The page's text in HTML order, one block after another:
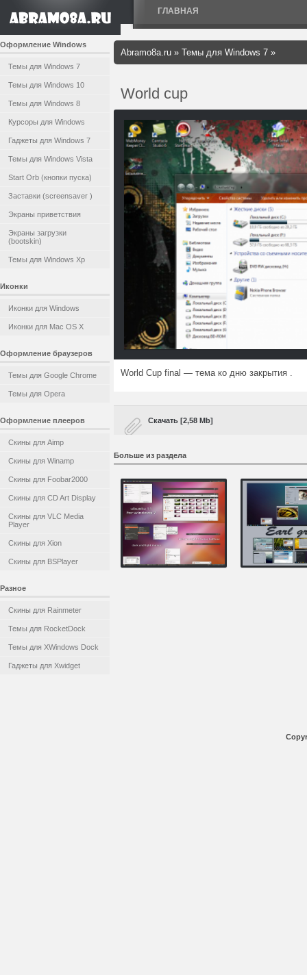
ГЛАВНАЯ
Оформление Windows
Темы для Windows 7
Темы для Windows 10
Темы для Windows 8
Курсоры для Windows
Гаджеты для Windows 7
Темы для Windows Vista
Start Orb (кнопки пуска)
Заставки (screensaver )
Экраны приветствия
Экраны загрузки
(bootskin)
Темы для Windows Xp
Иконки
Иконки для Windows
Иконки для Mac OS X
Оформление браузеров
Темы для Google Chrome
Темы для Opera
Оформление плееров
Скины для Aimp
Скины для Winamp
Скины для Foobar2000
Скины для CD Art Display
Скины для VLC Media
Player
Скины для Xion
Скины для BSPlayer
Разное
Скины для Rainmeter
Темы для RocketDock
Темы для XWindows Dock
Гаджеты для Xwidget
Abramo8a.ru » Темы для Windows 7 »
World cup
World Cup final — тема ко дню закрытия .
Скачать [2,58 Mb]
Больше из раздела